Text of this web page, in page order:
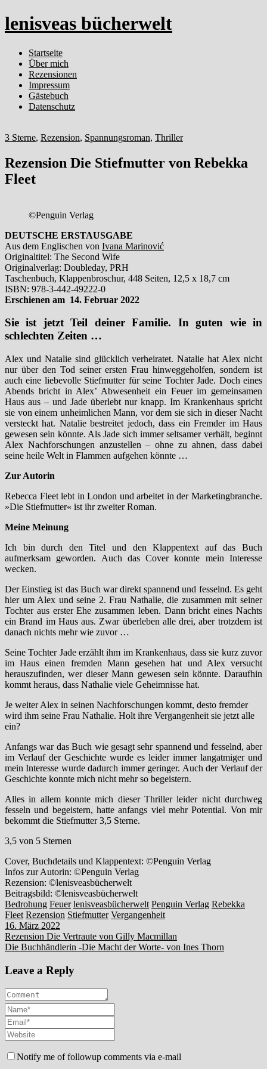
lenisveas bücherwelt
Startseite
Über mich
Rezensionen
Impressum
Gästebuch
Datenschutz
3 Sterne, Rezension, Spannungsroman, Thriller
Rezension Die Stiefmutter von Rebekka
Fleet
©Penguin Verlag
DEUTSCHE ERSTAUSGABE
Aus dem Englischen von Ivana Marinović
Originaltitel: The Second Wife
Originalverlag: Doubleday, PRH
Taschenbuch, Klappenbroschur, 448 Seiten, 12,5 x 18,7 cm
ISBN: 978-3-442-49222-0
Erschienen am 14. Februar 2022
Sie ist jetzt Teil deiner Familie. In guten wie in
schlechten Zeiten …
Alex und Natalie sind glücklich verheiratet. Natalie hat Alex nicht
nur über den Tod seiner ersten Frau hinweggeholfen, sondern ist
auch eine liebevolle Stiefmutter für seine Tochter Jade. Doch eines
Abends bricht in Alex’ Abwesenheit ein Feuer im gemeinsamen
Haus aus – und Jade überlebt nur knapp. Im Krankenhaus spricht
sie von einem unheimlichen Mann, vor dem sie sich in dieser Nacht
versteckt hat. Natalie bestreitet jedoch, dass ein Fremder im Haus
gewesen sein könnte. Als Jade sich immer seltsamer verhält, beginnt
Alex Nachforschungen anzustellen – ohne zu ahnen, dass dabei
seine heile Welt in Flammen aufgehen könnte …
Zur Autorin
Rebecca Fleet lebt in London und arbeitet in der Marketingbranche.
»Die Stiefmutter« ist ihr zweiter Roman.
Meine Meinung
Ich bin durch den Titel und den Klappentext auf das Buch
aufmerksam geworden. Auch das Cover konnte mein Interesse
wecken.
Der Einstieg ist das Buch war direkt spannend und fesselnd. Es geht
hier um Alex und seine 2. Frau Nathalie, die zusammen mit seiner
Tochter aus erster Ehe zusammen leben. Dann bricht eines Nachts
ein Brand im Haus aus. Zwar überleben alle drei, aber trotzdem ist
danach nichts mehr wie zuvor …
Seine Tochter Jade erzählt ihm im Krankenhaus, dass sie kurz zuvor
im Haus einen fremden Mann gesehen hat und Alex versucht
herauszufinden, wer dieser Mann gewesen sein könnte. Daraufhin
kommt heraus, dass Nathalie viele Geheimnisse hat.
Je weiter Alex in seinen Nachforschungen kommt, desto fremder
wird ihm seine Frau Nathalie. Holt ihre Vergangenheit sie jetzt alle
ein?
Anfangs war das Buch wie gesagt sehr spannend und fesselnd, aber
im Verlauf der Geschichte wurde es leider immer langatmiger und
mein Interesse wurde dadurch immer geringer. Auch der Verlauf der
Geschichte konnte mich nicht mehr so begeistern.
Alles in allem konnte mich dieser Thriller leider nicht durchweg
fesseln und begeistern, hatte anfangs viel mehr Potential. Von mir
bekommt die Stiefmutter 3,5 Sterne.
3,5 von 5 Sternen
Cover, Buchdetails und Klappentext: ©Penguin Verlag
Infos zur Autorin: ©Penguin Verlag
Rezension: ©lenisveasbücherwelt
Beitragsbild: ©lenisveasbücherwelt
Bedrohung Feuer lenisveasbücherwelt Penguin Verlag Rebekka
Fleet Rezension Stiefmutter Vergangenheit
16. März 2022
Beitragsnavigation
Rezension Die Vertraute von Gilly Macmillan
Die Buchhändlerin -Die Macht der Worte- von Ines Thorn
Leave a Reply
Notify me of followup comments via e-mail